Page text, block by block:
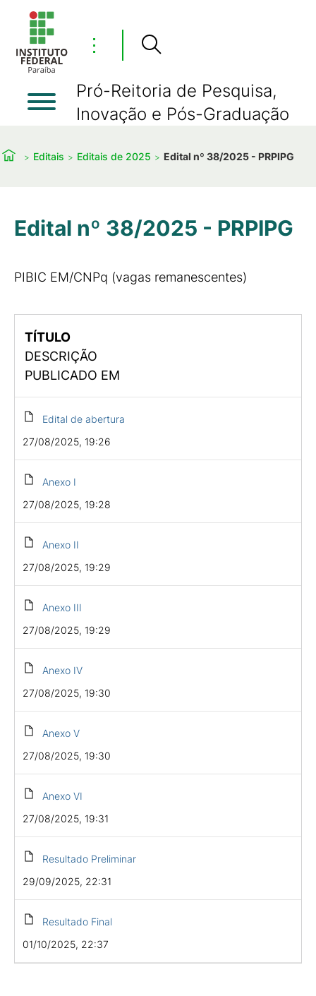
⋮
Pró-Reitoria de Pesquisa,
Inovação e Pós-Graduação
Editais Editais de 2025 Edital nº 38/2025 - PRPIPG
Edital nº 38/2025 - PRPIPG
PIBIC EM/CNPq (vagas remanescentes)
TÍTULO
DESCRIÇÃO
PUBLICADO EM
Edital de abertura
27/08/2025, 19:26
Anexo I
27/08/2025, 19:28
Anexo II
27/08/2025, 19:29
Anexo III
27/08/2025, 19:29
Anexo IV
27/08/2025, 19:30
Anexo V
27/08/2025, 19:30
Anexo VI
27/08/2025, 19:31
Resultado Preliminar
29/09/2025, 22:31
Resultado Final
01/10/2025, 22:37